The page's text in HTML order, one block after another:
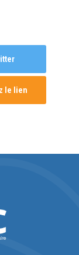
le lien